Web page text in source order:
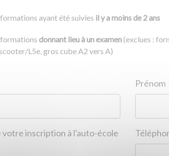
ayant été suivies il y a moins de 2 ans
donnant lieu à un examen(exclues :
L5e, gros cube A2 vers A)
votre inscription à l'auto-école